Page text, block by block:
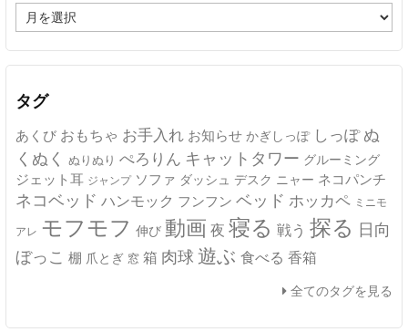
ー
カ
イ
タグ
あくび おもちゃ お手入れ お知らせ かぎしっぽ しっぽ ぬ
くぬく ぬりぬり ぺろりん キャットタワー グルーミング
ジェット耳 ジャンプ ソファ ダッシュ デスク ニャー ネコパンチ
ネコベッド ハンモック フンフン ベッド ホッカペ ミニモ
アレ モフモフ 伸び 動画 夜 寝る 戦う 探る 日向
ぼっこ 棚 爪とぎ 窓 箱 肉球 遊ぶ 食べる 香箱
全てのタグを見る